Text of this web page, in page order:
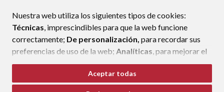
Nuestra web utiliza los siguientes tipos de cookies:
Técnicas, imprescindibles para que la web funcione
correctamente; De personalización, para recordar sus
preferencias de uso de la web; Analíticas, para mejorar el
funcionamiento de la web y sus servicios.
Si acepta pulsando el botón“Aceptar todas”
Aceptar todas